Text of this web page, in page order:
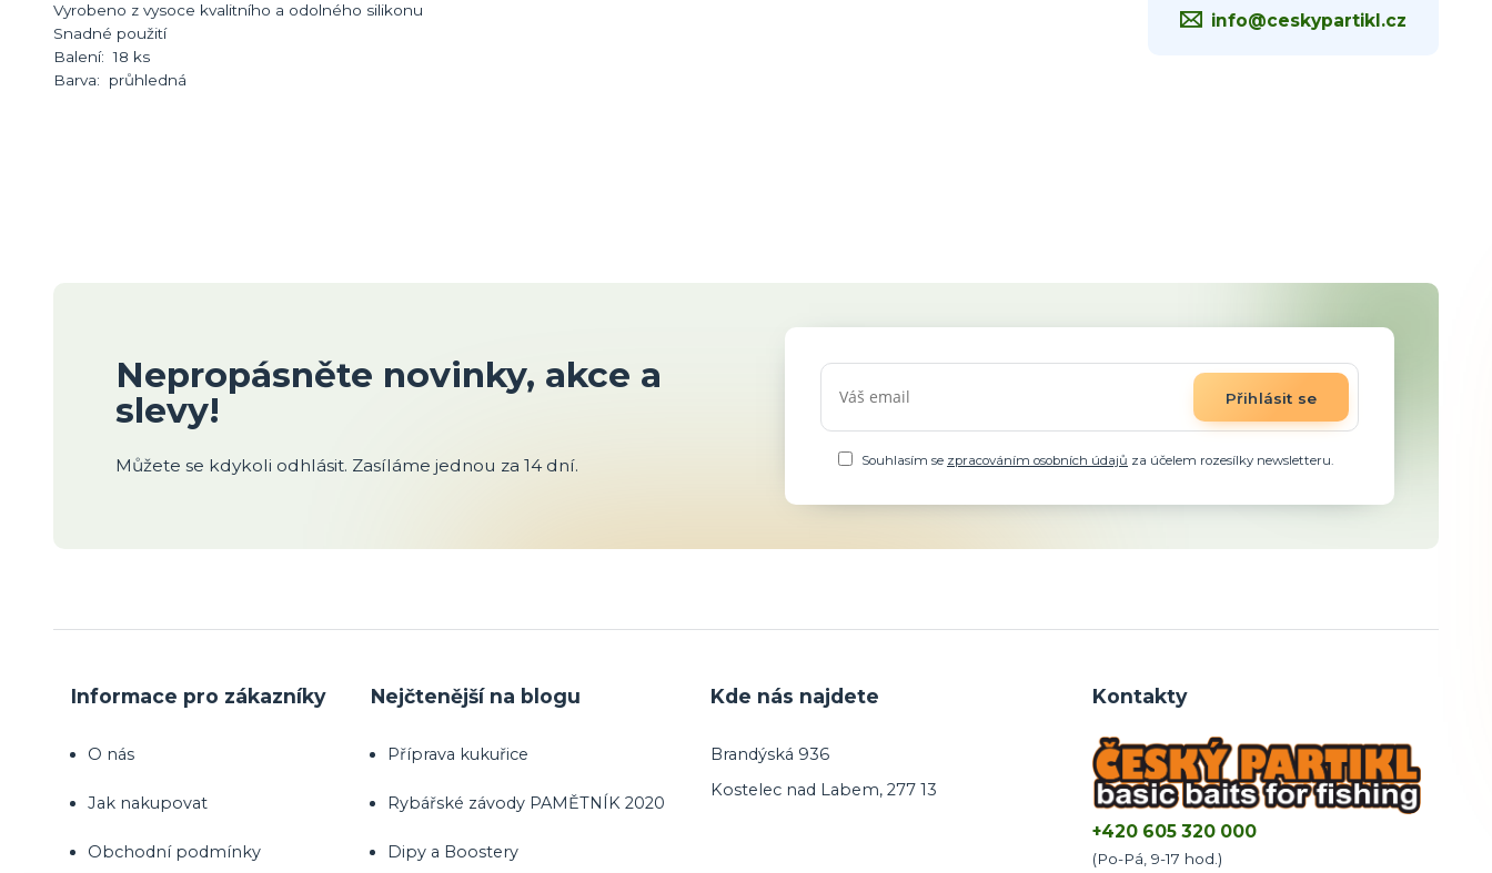
Vyrobeno z vysoce kvalitního a odolného silikonu
Snadné použití
Balení: 18 ks
Barva: průhledná
info@ceskypartikl.cz
Nepropásněte novinky, akce a
slevy!
Můžete se kdykoli odhlásit. Zasíláme jednou za 14 dní.
Přihlásit se
Souhlasím se zpracováním osobních údajů za účelem rozesílky newsletteru.
Informace pro zákazníky
O nás
Jak nakupovat
Obchodní podmínky
Nejčtenější na blogu
Příprava kukuřice
Rybářské závody PAMĚTNÍK 2020
Dipy a Boostery
Kde nás najdete
Brandýská 936
Kostelec nad Labem, 277 13
Kontakty
+420 605 320 000
(Po-Pá, 9-17 hod.)